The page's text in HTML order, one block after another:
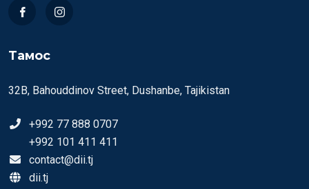
Тамос
32B, Bahouddinov Street, Dushanbe, Tajikistan
+992 77 888 0707
+992 101 411 411
contact@dii.tj
dii.tj